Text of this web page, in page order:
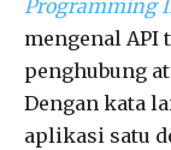
Programming
mengenal API
penghubung
Dengan kata
aplikasi satu